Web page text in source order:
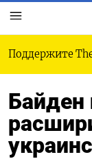
Поддержите
Байден